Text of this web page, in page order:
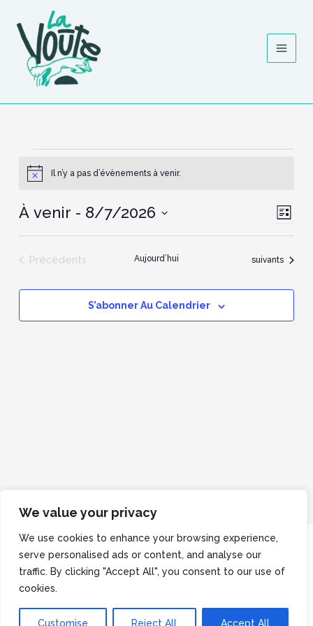
We value your privacy
We use cookies to enhance your browsing experience,
serve personalised ads or content, and analyse our
traffic. By clicking "Accept All", you consent to our use of
cookies.
Customise Reject All Accept All
contenu
NoticeIl n’y a pas d’évènements à venir.
vues
Liste
À venir - 8/7/2026
date.Évènements
Précédents Aujourd’hui Évènements
suivants
S’abonner Au Calendrier
Mentions légales
Facebook
Droit d'auteur © 2026 Lowers